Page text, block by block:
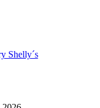
Shelly´s